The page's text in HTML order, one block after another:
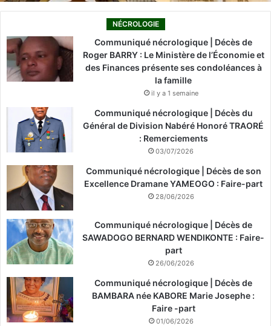
NÉCROLOGIE
Communiqué nécrologique | Décès de
Roger BARRY : Le Ministère de l’Économie et
des Finances présente ses condoléances à
la famille
il y a 1 semaine
Communiqué nécrologique | Décès du
Général de Division Nabéré Honoré TRAORÉ
: Remerciements
03/07/2026
Communiqué nécrologique | Décès de son
Excellence Dramane YAMEOGO : Faire-part
28/06/2026
Communiqué nécrologique | Décès de
SAWADOGO BERNARD WENDIKONTE : Faire-
part
26/06/2026
Communiqué nécrologique | Décès de
BAMBARA née KABORE Marie Josephe :
Faire -part
01/06/2026